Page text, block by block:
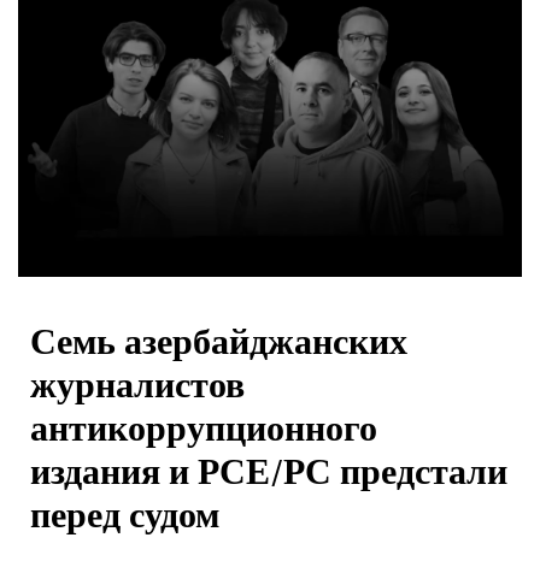
Семь азербайджанских
журналистов
антикоррупционного
издания и РСЕ/РС предстали
перед судом